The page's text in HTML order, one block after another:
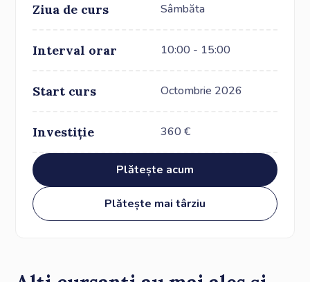
Ziua de curs Sâmbăta
Interval orar 10:00 - 15:00
Start curs Octombrie 2026
Investiție 360 €
Plătește acum
Plătește mai târziu